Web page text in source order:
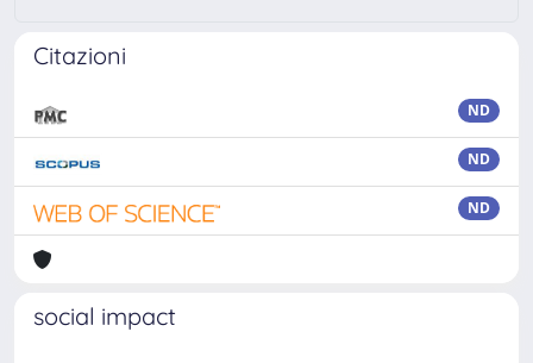
Citazioni
ND
ND
ND
social impact